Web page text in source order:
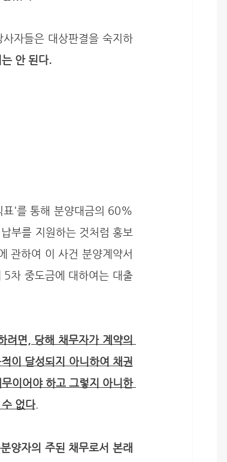
안 된다.
부를 지원하는 것처럼 홍보
관하여 이 사건 분양계약서
차 중도금에 대하여는 대출
려면, 당해 채무자가 계약의
이 달성되지 아니하여 채권
이어야 하고 그렇지 아니한
없다.
양자의 주된 채무로서 본래